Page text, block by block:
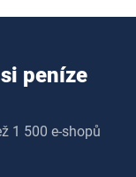
peníze
1 500 e-shopů